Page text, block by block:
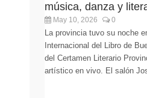
música, danza y
May 10, 2026 0
La provincia tuvo su noche
Internacional del Libro de
del Certamen Literario
artístico en vivo. El salón